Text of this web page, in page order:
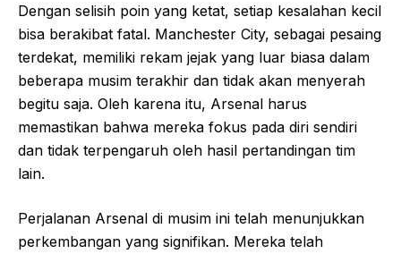
Dengan selisih poin yang ketat, setiap kesalahan kecil
bisa berakibat fatal. Manchester City, sebagai pesaing
terdekat, memiliki rekam jejak yang luar biasa dalam
beberapa musim terakhir dan tidak akan menyerah
begitu saja. Oleh karena itu, Arsenal harus
memastikan bahwa mereka fokus pada diri sendiri
dan tidak terpengaruh oleh hasil pertandingan tim
lain.
Perjalanan Arsenal di musim ini telah menunjukkan
perkembangan yang signifikan. Mereka telah